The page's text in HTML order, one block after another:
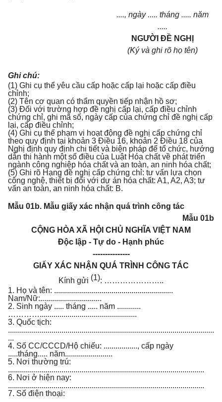
...., ngày ..... tháng ..... năm
.....
NGƯỜI ĐỀ NGHỊ
(Ký và ghi rõ họ tên)
Ghi chú:
(1) Ghi cụ thể yêu cầu cấp hoặc cấp lại hoặc cấp điều
chỉnh;
(2) Tên cơ quan có thẩm quyền tiếp nhận hồ sơ;
(3) Đối với trường hợp đề nghị cấp lại, cấp điều chỉnh
chứng chỉ, ghi mã số, ngày cấp của chứng chỉ đề nghị cấp
lại, cấp điều chỉnh;
(4) Ghi cụ thể phạm vi hoạt động đề nghị cấp chứng chỉ
theo quy định tại khoản 3 Điều 16, khoản 2 Điều 18 của
Nghị định quy định chi tiết và biện pháp để tổ chức, hướng
dẫn thi hành một số điều của Luật Hóa chất về phát triển
ngành công nghiệp hóa chất và an toàn, an ninh hóa chất;
(5) Ghi rõ Hạng đề nghị cấp chứng chỉ: tư vấn lựa chọn
công nghệ, thiết bị đối với dự án hóa chất: A1, A2, A3; tư
vấn an toàn, an ninh hóa chất: B.
Mẫu 01b. Mẫu giấy xác nhận quá trình công tác
Mẫu 01b
CỘNG HÒA XÃ HỘI CHỦ NGHĨA VIỆT NAM
Độc lập - Tự do - Hạnh phúc
---------------
GIẤY XÁC NHẬN QUÁ TRÌNH CÔNG TÁC
Kính gửi (1): …………………..
1. Họ và tên: ............................................................
Nam/Nữ:...............................
2. Sinh ngày ..... tháng ..... năm ............
………….................................................
3. Quốc tịch:
........................................................................................................
...
4. Số CC/CCCD/Hộ chiếu: ................., cấp ngày
.....tháng..... năm........................
5. Nơi thường trú:
...................................................................................................
6. Nơi ở hiện nay:
...................................................................................................
7. Số điện thoại: